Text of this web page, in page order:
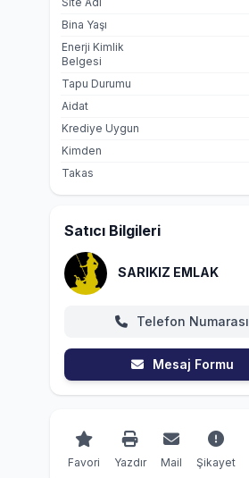
Bina Yaşı
Enerji Kimlik
Belgesi
Tapu Durumu
Aidat
Krediye Uygun
Kimden
Takas
Satıcı Bilgileri
SARIKIZ EMLAK
Telefon Numarası
Mesaj Formu
Favori Yazdır Mail Şikayet